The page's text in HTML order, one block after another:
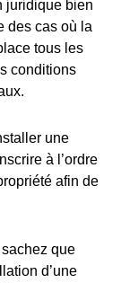
juridique bien
des cas où la
tous les
conditions
une
à l’ordre
afin de
que
d’une